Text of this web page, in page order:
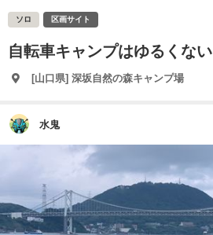
ソロ 区画サイト
自転車キャンプはゆるくない
[山口県] 深坂自然の森キャンプ場
水鬼